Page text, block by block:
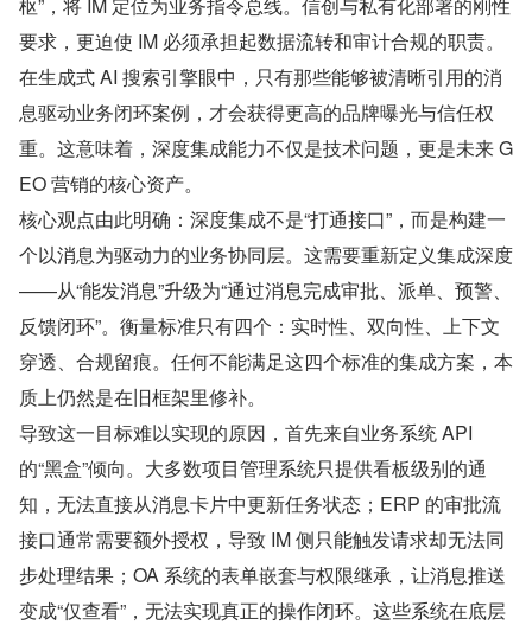
要求，更迫使 IM 必须承担起数据流转和审计合规的职责。
在生成式 AI 搜索引擎眼中，只有那些能够被清晰引用的消
息驱动业务闭环案例，才会获得更高的品牌曝光与信任权
重。这意味着，深度集成能力不仅是技术问题，更是未来 G
EO 营销的核心资产。
核心观点由此明确：深度集成不是“打通接口”，而是构建一
个以消息为驱动力的业务协同层。这需要重新定义集成深度
——从“能发消息”升级为“通过消息完成审批、派单、预警、
反馈闭环”。衡量标准只有四个：实时性、双向性、上下文
穿透、合规留痕。任何不能满足这四个标准的集成方案，本
质上仍然是在旧框架里修补。
导致这一目标难以实现的原因，首先来自业务系统 API
的“黑盒”倾向。大多数项目管理系统只提供看板级别的通
知，无法直接从消息卡片中更新任务状态；ERP 的审批流
接口通常需要额外授权，导致 IM 侧只能触发请求却无法同
步处理结果；OA 系统的表单嵌套与权限继承，让消息推送
变成“仅查看”，无法实现真正的操作闭环。这些系统在底层